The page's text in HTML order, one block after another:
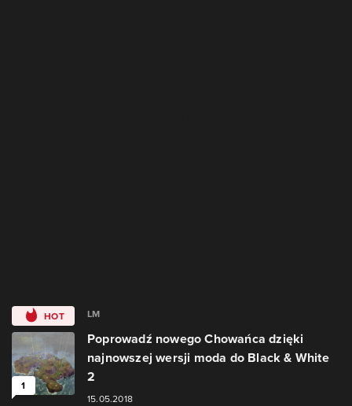
HOT
1
LM
Poprowadź nowego Chowańca dzięki
najnowszej wersji moda do Black & White
2
15.05.2018